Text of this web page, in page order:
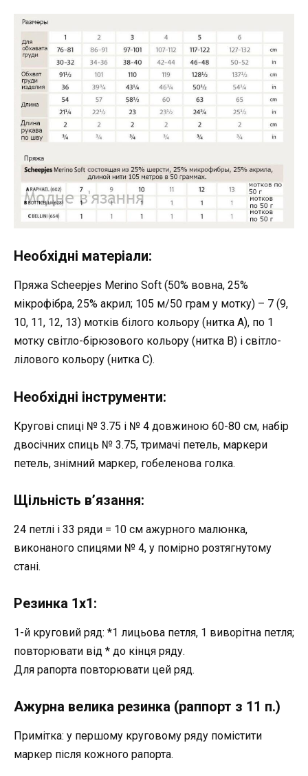
Необхідні матеріали:
Пряжа Scheepjes Merino Soft (50% вовна, 25%
мікрофібра, 25% акрил; 105 м/50 грам у мотку) – 7 (9,
10, 11, 12, 13) мотків білого кольору (нитка А), по 1
мотку світло-бірюзового кольору (нитка В) і світло-
лілового кольору (нитка С).
Необхідні інструменти:
Кругові спиці № 3.75 і № 4 довжиною 60-80 см, набір
двосічних спиць № 3.75, тримачі петель, маркери
петель, знімний маркер, гобеленова голка.
Щільність в’язання:
24 петлі і 33 ряди = 10 см ажурного малюнка,
виконаного спицями № 4, у помірно розтягнутому
стані.
Резинка 1х1:
1-й круговий ряд: *1 лицьова петля, 1 виворітна петля;
повторювати від * до кінця ряду.
Для рапорта повторювати цей ряд.
Ажурна велика резинка (раппорт з 11 п.)
Примітка: у першому круговому ряду помістити
маркер після кожного рапорта.